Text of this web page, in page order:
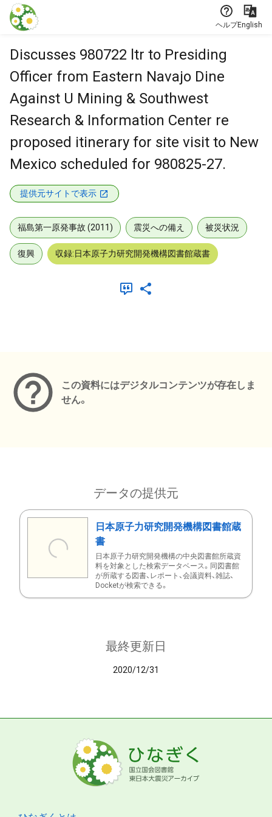
本文に飛ぶ
ヘルプEnglish
Discusses 980722 ltr to Presiding
Officer from Eastern Navajo Dine
Against U Mining & Southwest
Research & Information Center re
proposed itinerary for site visit to New
Mexico scheduled for 980825-27.
提供元サイトで表示
福島第一原発事故 (2011) 震災への備え 被災状況
復興 収録:日本原子力研究開発機構図書館蔵書
この資料にはデジタルコンテンツが存在しま
せん。
データの提供元
日本原子力研究開発機構図書館蔵
書
日本原子力研究開発機構の中央図書館所蔵資
料を対象とした検索データベース。同図書館
が所蔵する図書、レポート、会議資料、雑誌、
Docketが検索できる。
最終更新日
2020/12/31